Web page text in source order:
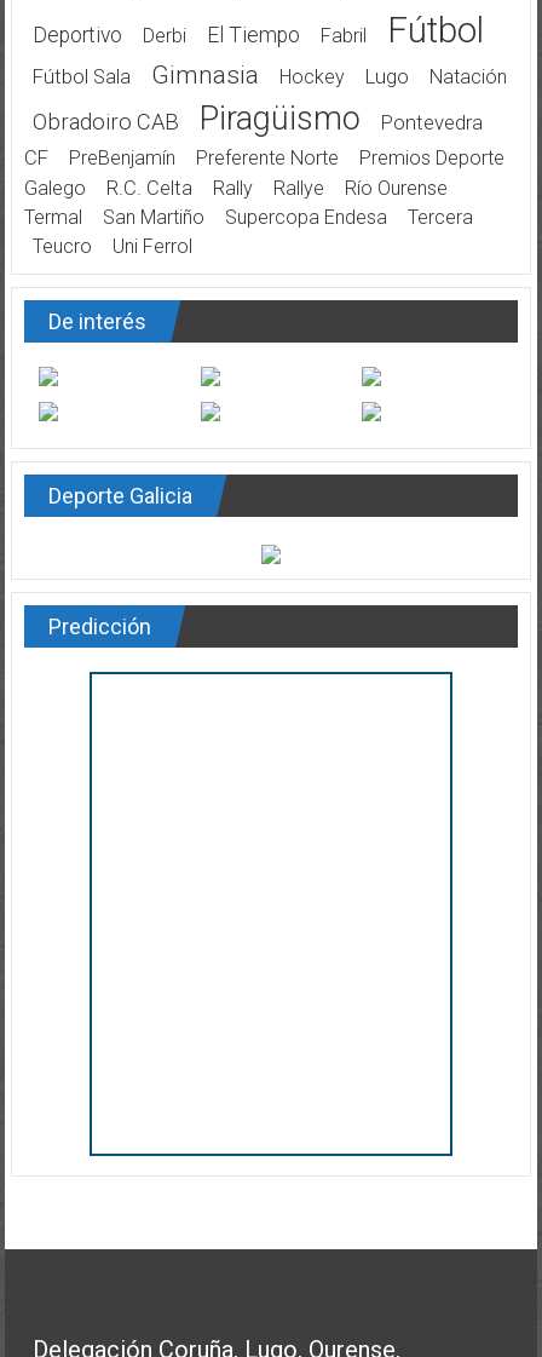
Deportivo Derbi El Tiempo Fabril Fútbol
Fútbol Sala Gimnasia Hockey Lugo Natación
Obradoiro CAB Piragüismo
Pontevedra
CF
PreBenjamín Preferente Norte
Premios Deporte
Galego
R.C. Celta Rally Rallye
Río Ourense
Termal
San Martiño Supercopa Endesa
Tercera
Teucro
Uni Ferrol
De interés
Deporte Galicia
Predicción
Delegación Coruña, Lugo, Ourense,